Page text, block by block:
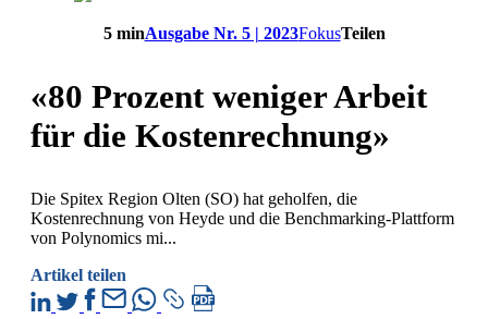
5 minAusgabe Nr. 5 | 2023FokusTeilen
«80 Prozent weniger Arbeit
für die Kostenrechnung»
Die Spitex Region Olten (SO) hat geholfen, die
Kostenrechnung von Heyde und die Benchmarking-Plattform
von Polynomics mi...
Artikel teilen